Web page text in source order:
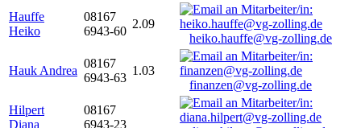
Hauffe
Heiko
08167
6943-60
2.09
heiko.hauffe@vg-zolling.de
Hauk Andrea
08167
6943-63
1.03
finanzen@vg-zolling.de
Hilpert
Diana
08167
6943-23